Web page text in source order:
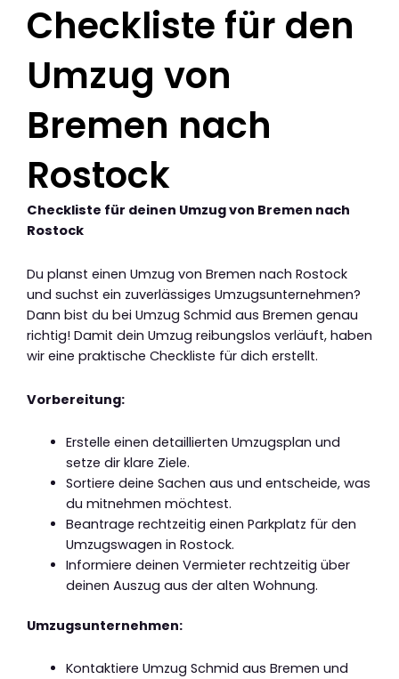
Checkliste für den
Umzug von
Bremen nach
Rostock
Checkliste für deinen Umzug von Bremen nach
Rostock
Du planst einen Umzug von Bremen nach Rostock
und suchst ein zuverlässiges Umzugsunternehmen?
Dann bist du bei Umzug Schmid aus Bremen genau
richtig! Damit dein Umzug reibungslos verläuft, haben
wir eine praktische Checkliste für dich erstellt.
Vorbereitung:
Erstelle einen detaillierten Umzugsplan und
setze dir klare Ziele.
Sortiere deine Sachen aus und entscheide, was
du mitnehmen möchtest.
Beantrage rechtzeitig einen Parkplatz für den
Umzugswagen in Rostock.
Informiere deinen Vermieter rechtzeitig über
deinen Auszug aus der alten Wohnung.
Umzugsunternehmen:
Kontaktiere Umzug Schmid aus Bremen und